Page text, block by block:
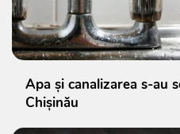
Apa și canalizarea s-au
Chișinău